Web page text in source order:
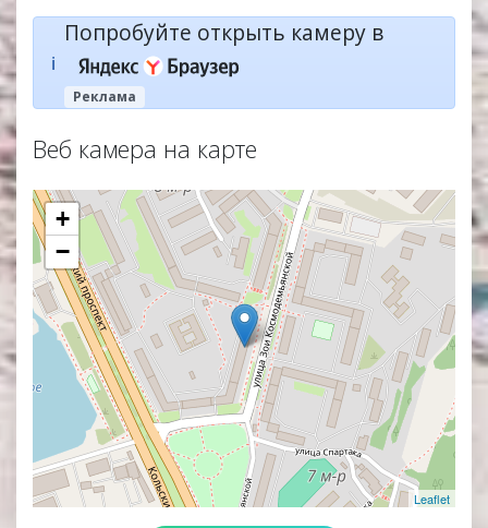
ℹ️
Попробуйте открыть камеру в
Реклама
Веб камера на карте
+
−
Leaflet